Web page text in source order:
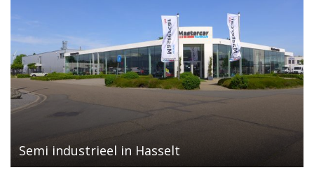
Semi industrieel in Hasselt